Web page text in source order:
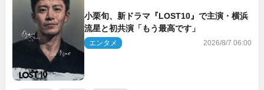
小栗旬、新ドラマ『LOST10』で主演・横浜
流星と初共演「もう最高です」
エンタメ 2026/8/7 06:00